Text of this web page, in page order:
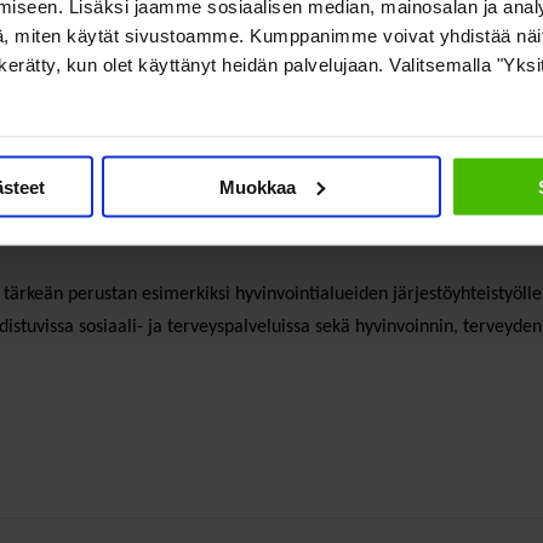
Lisäksi jaamme sosiaalisen median, mainosalan ja
miten käytät sivustoamme. Kumppanimme voivat yhdistää
kun olet käyttänyt heidän palvelujaan. Valitsemalla
Muokkaa
hyvinvointialueet aloittivat toimintansa vuodenvaihteessa.
myös hyvinvointialueittain. Eniten sosiaali- ja terveysjärjestöjä
hyvinvointialueella (935).
perustan esimerkiksi hyvinvointialueiden
sosiaali- ja terveyspalveluissa sekä hyvinvoinnin,